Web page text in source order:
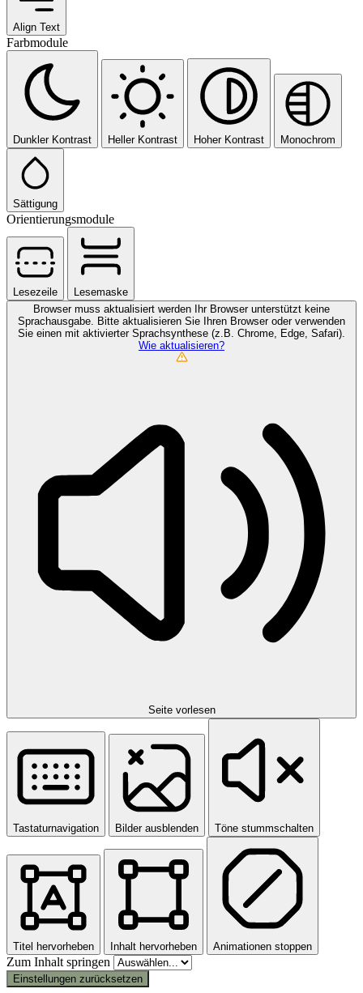
Align Text
Farbmodule
Dunkler Kontrast Heller Kontrast Hoher Kontrast Monochrom
Sättigung
Orientierungsmodule
Lesezeile
Lesemaske
Browser muss aktualisiert werden
Ihr Browser unterstützt keine
Sprachausgabe. Bitte aktualisieren Sie Ihren Browser oder verwenden
Sie einen mit aktivierter Sprachsynthese (z.B. Chrome, Edge, Safari).
Wie aktualisieren?
Seite vorlesen
Tastaturnavigation Bilder ausblenden Töne stummschalten
Titel hervorheben Inhalt hervorheben Animationen stoppen
Zum Inhalt springen
Einstellungen zurücksetzen